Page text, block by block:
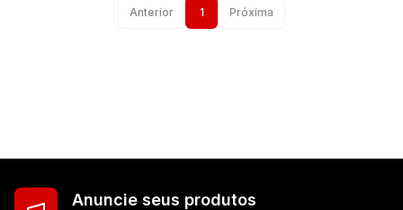
Anterior 1 Próxima
Anuncie seus produtos